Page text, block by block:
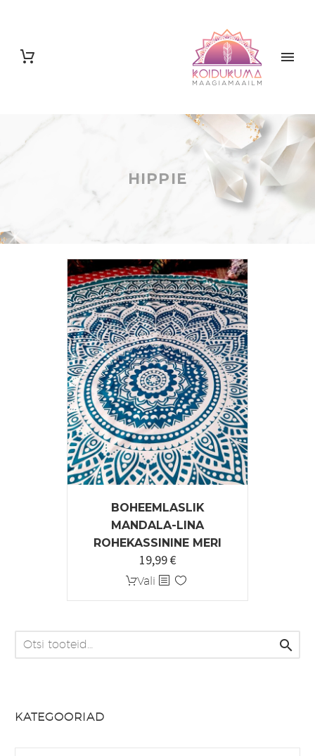
HIPPIE
BOHEEMLASLIK
MANDALA-LINA
ROHEKASSININE MERI
19,99€
Vali Sellel
tootel
mitu

KATEGOORIAD